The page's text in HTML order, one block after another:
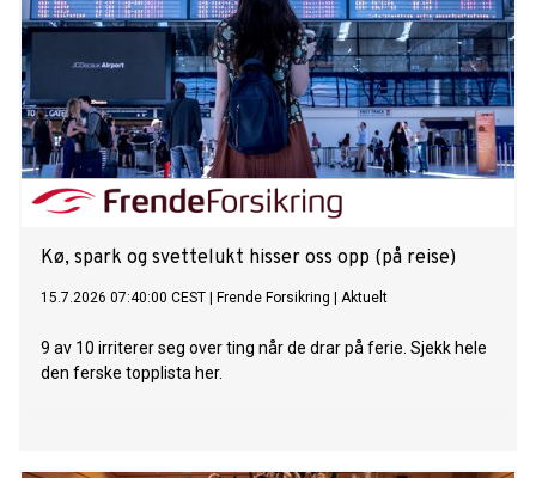
Kø, spark og svettelukt hisser oss opp (på reise)
15.7.2026 07:40:00 CEST Frende Forsikring Aktuelt
9 av 10 irriterer seg over ting når de drar på ferie. Sjekk hele
den ferske topplista her.